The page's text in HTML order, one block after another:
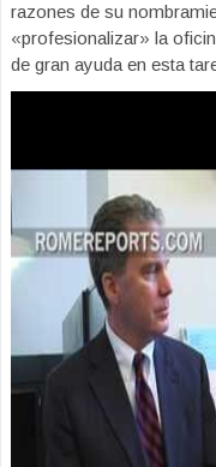
razones de su
«profesionalizar» la
de gran ayuda en esta